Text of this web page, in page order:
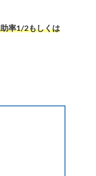
率1/2もしくは